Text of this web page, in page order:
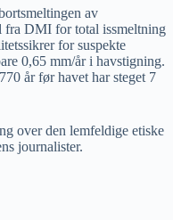
av
fra DMI for total issmeltning
for suspekte
0,65 mm/år i havstigning.
år før havet har steget 7
over den lemfeldige etiske
journalister.